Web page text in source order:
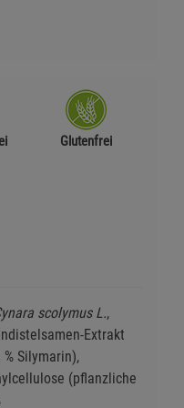
Glutenfrei
scolymus L.,
Extrakt
Silymarin),
(pflanzliche